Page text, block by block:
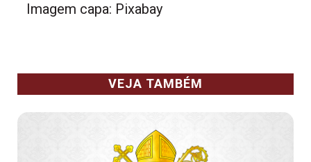
Imagem capa: Pixabay
VEJA TAMBÉM